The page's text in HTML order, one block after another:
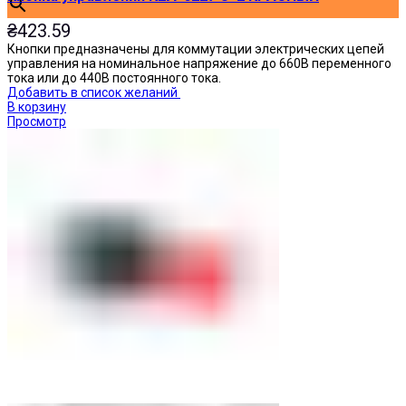
₴423.59
Кнопки предназначены для коммутации электрических цепей
управления на номинальное напряжение до 660В переменного
тока или до 440В постоянного тока.
Добавить в список желаний
В корзину
Просмотр